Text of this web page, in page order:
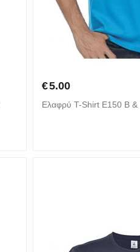
€5.00
Ελαφρύ T-Shirt E150 B